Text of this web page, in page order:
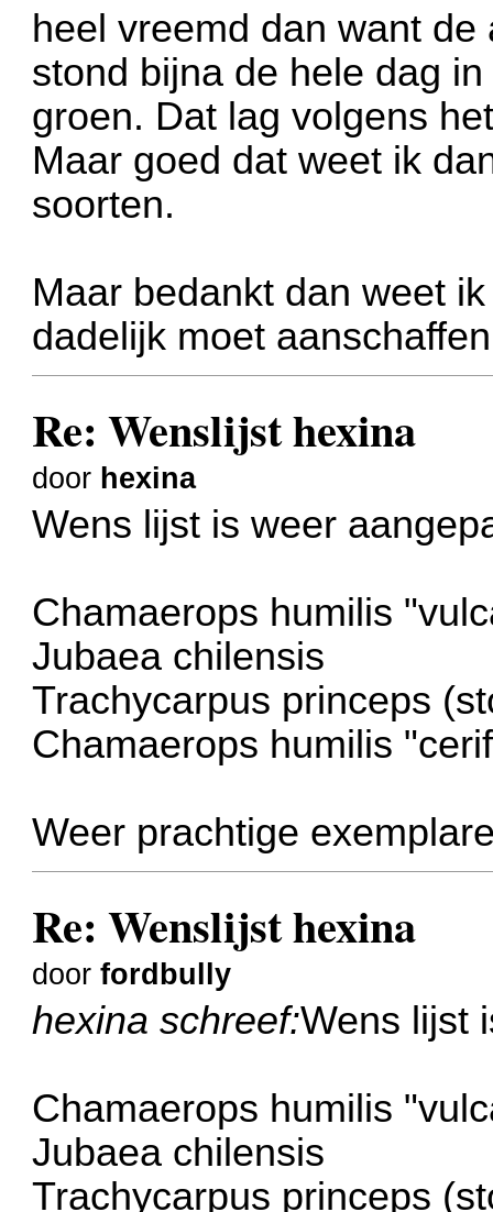
heel vreemd dan want
stond bijna de hele dag
groen. Dat lag volgens
Maar goed dat weet ik
soorten.
Maar bedankt dan weet
dadelijk moet
Re: Wenslijst hexina
door hexina
Wens lijst is weer
Chamaerops humilis
Jubaea chilensis
Trachycarpus princeps
Chamaerops humilis
Weer prachtige
Re: Wenslijst hexina
doorfordbully
hexina schreef:Wens lijst
Chamaerops humilis
Jubaea chilensis
Trachycarpus princeps